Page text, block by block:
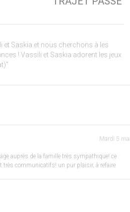
et Saskia et nous cherchons à les
! Vassili et Saskia adorent les jeux
Mardi 5
auprès de la famille très sympathique! ce
très communicatifs! un pur plaisir, à refaire